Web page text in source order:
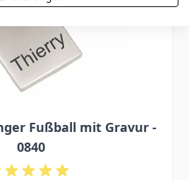
Fußball mit Gravur -
0840